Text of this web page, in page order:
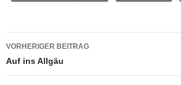
Beitragsnavigation
VORHERIGER BEITRAG
Auf ins Allgäu